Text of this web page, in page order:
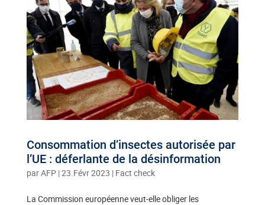
Consommation d’insectes autorisée par
l’UE : déferlante de la désinformation
parAFP|23.Févr 2023 | Fact check
La Commission européenne veut-elle obliger les